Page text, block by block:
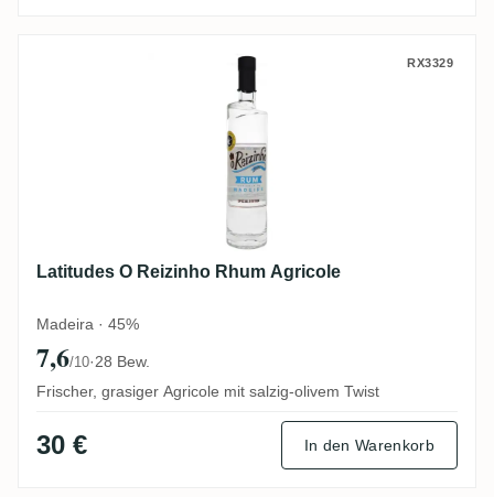
Latitudes O Reizinho Rhum AgricoleRX3329
Latitudes O Reizinho Rhum Agricole
Madeira · 45%
7,6/10·28 Bew.
Frischer, grasiger Agricole mit salzig-olivem Twist
30 € In den Warenkorb